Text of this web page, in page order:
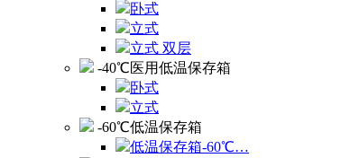
卧式
立式
立式 双层
-40℃医用低温保存箱
卧式
立式
-60℃低温保存箱
低温保存箱-60℃…